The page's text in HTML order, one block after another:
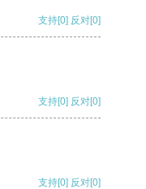
支持[0] 反对[0]
支持[0] 反对[0]
支持[0] 反对[0]